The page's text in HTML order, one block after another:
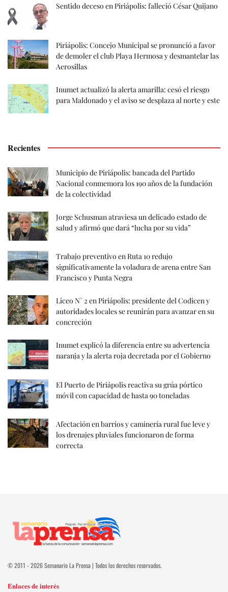
Sentido deceso en Piriápolis: falleció César Quijano
Piriápolis: Concejo Municipal se pronunció a favor
de demoler el club Playa Hermosa y desmantelar las
Aerosillas
Inumet actualizó la alerta amarilla: cesó el riesgo
para Maldonado y el aviso se desplaza al norte y este
Recientes
Municipio de Piriápolis: bancada del Partido
Nacional conmemora los 190 años de la fundación
de la colectividad
Jorge Schusman atraviesa un delicado estado de
salud y afirmó que dará “lucha por su vida”
Trabajo preventivo en Ruta 10 redujo
significativamente la voladura de arena entre San
Francisco y Punta Negra
Liceo N° 2 en Piriápolis: presidente del Codicen y
autoridades locales se reunirán para avanzar en su
concreción
Inumet explicó la diferencia entre su advertencia
naranja y la alerta roja decretada por el Gobierno
El Puerto de Piriápolis reactiva su grúa pórtico
móvil con capacidad de hasta 90 toneladas
Afectación en barrios y caminería rural fue leve y
los drenajes pluviales funcionaron de forma
correcta
© 2011 - 2026 Semanario La Prensa | Todos los derechos reservados.
Enlaces de interés